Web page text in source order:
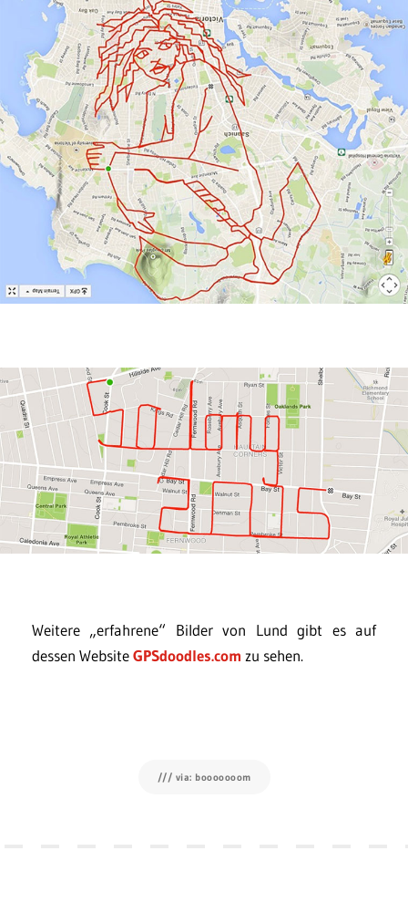
Weitere „erfahrene“ Bilder von Lund gibt es auf
dessen WebsiteGPSdoodles.com zu sehen.
/// via: booooooom